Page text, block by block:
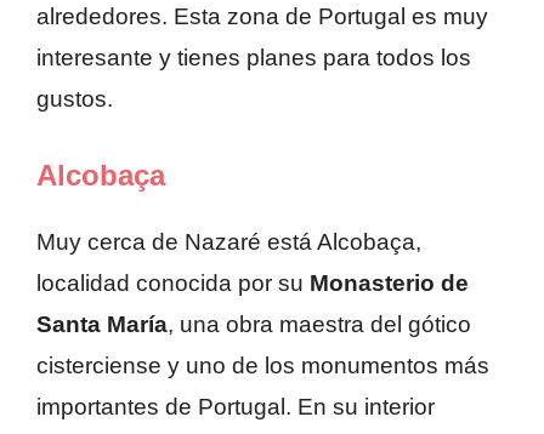
alrededores. Esta zona de Portugal es muy
interesante y tienes planes para todos los
gustos.
Alcobaça
Muy cerca de Nazaré está Alcobaça,
localidad conocida por su Monasterio de
Santa María, una obra maestra del gótico
cisterciense y uno de los monumentos más
importantes de Portugal. En su interior